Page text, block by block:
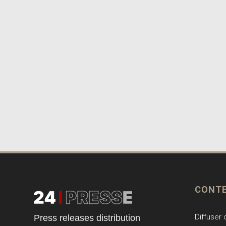
Press releases distribution
Diffuser